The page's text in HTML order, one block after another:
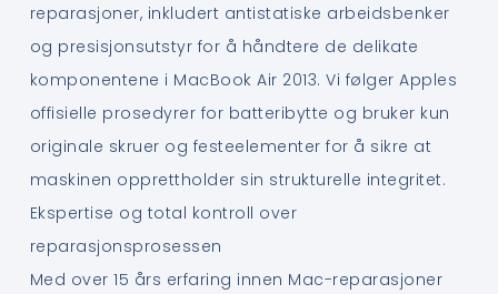
reparasjoner, inkludert antistatiske arbeidsbenker
og presisjonsutstyr for å håndtere de delikate
komponentene i MacBook Air 2013. Vi følger Apples
offisielle prosedyrer for batteribytte og bruker kun
originale skruer og festeelementer for å sikre at
maskinen opprettholder sin strukturelle integritet.
Ekspertise og total kontroll over
reparasjonsprosessen
Med over 15 års erfaring innen Mac-reparasjoner